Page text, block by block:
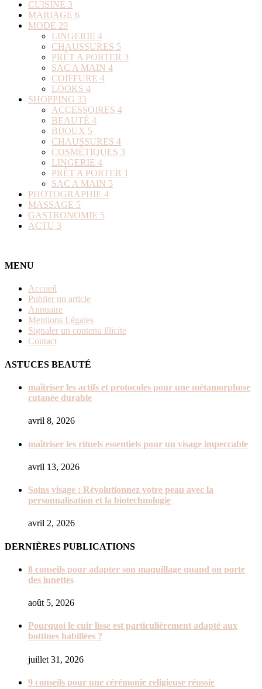
CUISINE 3
MARIAGE 6
MODE 29
LINGERIE 4
CHAUSSURES 5
PRÊT A PORTER 3
SAC A MAIN 4
COIFFURE 4
LOOKS 4
SHOPPING 33
ACCESSOIRES 4
BEAUTÉ 4
BIJOUX 5
CHAUSSURES 4
COSMÉTIQUES 3
LINGERIE 4
PRÊT A PORTER 1
SAC A MAIN 5
PHOTOGRAPHIE 4
MASSAGE 5
GASTRONOMIE 5
ACTU 3
MENU
Accueil
Publier un article
Annuaire
Mentions Légales
Signaler un contenu illicite
Contact
ASTUCES BEAUTÉ
maîtriser les actifs et protocoles pour une métamorphose
cutanée durable
avril 8, 2026
maîtriser les rituels essentiels pour un visage impeccable
avril 13, 2026
Soins visage : Révolutionnez votre peau avec la
personnalisation et la biotechnologie
avril 2, 2026
DERNIÈRES PUBLICATIONS
8 conseils pour adapter son maquillage quand on porte
des lunettes
août 5, 2026
Pourquoi le cuir lisse est particulièrement adapté aux
bottines habillées ?
juillet 31, 2026
9 conseils pour une cérémonie religieuse réussie